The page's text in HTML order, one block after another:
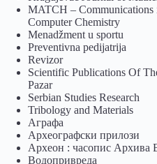
MATCH – Communications
Computer Chemistry
Menadžment u sportu
Preventivna pedijatrija
Revizor
Scientific Publications Of
Pazar
Serbian Studies Research
Tribology and Materials
Аграфа
Археографски прилози
Археон : часопис Архива
Водопривреда